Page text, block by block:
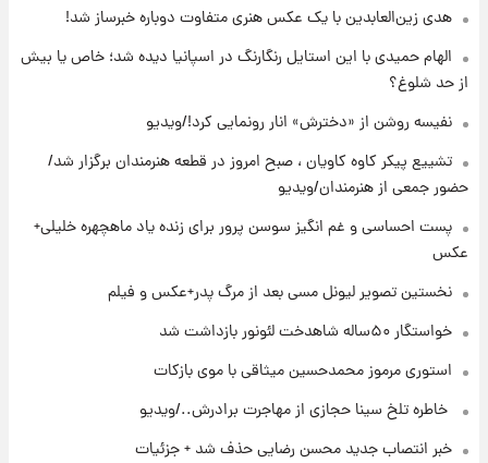
۱۷ ساعت پیش
پست جدید محسن رضایی در شورای عالی امنیت
ملی
۲۱ ساعت پیش
آتش‌سوزی در لوناپارک شیراز؛ آخرین وضعیت
خزندگان خطرناک پس از حادثه
۲۲ ساعت پیش
خواستگار ۵۰ساله شاهدخت لئونور بازداشت شد
هدی زین‌العابدین با یک عکس هنری متفاوت دوباره خبرساز شد!
الهام حمیدی با این استایل رنگارنگ در اسپانیا دیده شد؛ خاص یا بیش
از حد شلوغ؟
نفیسه روشن از «دخترش» انار رونمایی کرد!/ویدیو
تشییع پیکر کاوه کاویان ، صبح امروز در قطعه هنرمندان برگزار شد/
حضور جمعی از هنرمندان/ویدیو
پست احساسی و غم انگیز سوسن پرور برای زنده یاد ماهچهره خلیلی+
عکس
نخستین تصویر لیونل مسی بعد از مرگ پدر+عکس و فیلم
خواستگار ۵۰ساله شاهدخت لئونور بازداشت شد
استوری مرموز محمدحسین میثاقی با موی بازکات
⁨ خاطره تلخ سینا حجازی از مهاجرت برادرش../ویدیو
خبر انتصاب جدید محسن رضایی حذف شد + جزئیات